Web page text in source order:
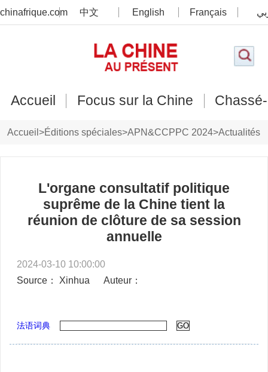
chinafrique.com 中文 English Français
Accueil Focus sur la Chine
Accueil >Éditions spéciales>APN&CCPPC 2024>Actualités
L'organe consultatif politique
suprême de la Chine tient la
réunion de clôture de sa session
annuelle
2024-03-10 10:00:00
Source： Xinhua
Auteur：
法语词典